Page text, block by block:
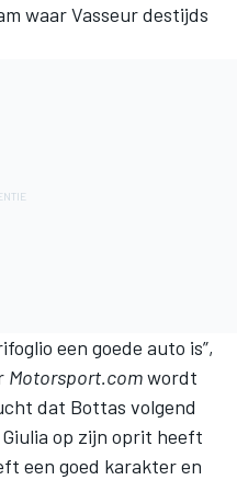
waar Vasseur destijds
een goede auto is”,
Motorsport.comwordt
dat Bottas volgend
op zijn oprit heeft
een goed karakter en